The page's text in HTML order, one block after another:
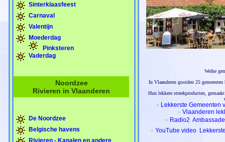
Sinterklaasfeest
Carnaval
Valentijn
Moederdag
Pinksteren
Vaderdag
Noordzee
Rivieren in Vlaanderen
De Noordzee
Belgische havens
Rivieren - Kanalen en andere
Welke
In Vlaanderen gooiden 25
Hun lekkere streekproducten,
> Lekkerste Gemeenten
> Vlaanderen
> Radio2 
> YouTube video 